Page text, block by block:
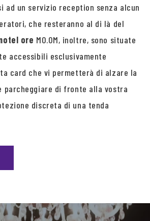
ad un servizio reception senza alcun
che resteranno al di là del
ore MO.OM, inoltre, sono situate
accessibili esclusivamente
card che vi permetterà di alzare la
parcheggiare di fronte alla vostra
discreta di una tenda